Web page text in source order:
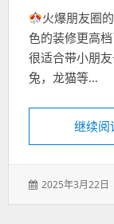
火爆朋友圈
色的装修更高
很适合带小朋
兔，龙猫等…
继续阅
发
2025年3月22日